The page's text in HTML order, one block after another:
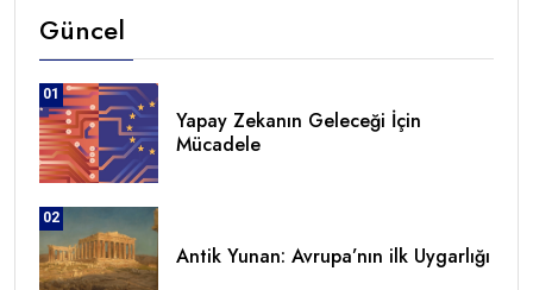
Güncel
01
Yapay Zekanın Geleceği İçin
Mücadele
02
Antik Yunan: Avrupa’nın ilk Uygarlığı